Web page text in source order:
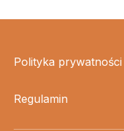
Polityka prywatności
Regulamin